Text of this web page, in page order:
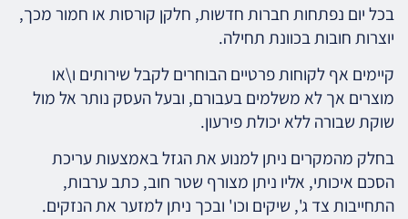
בכל יום נפתחות חברות חדשות, חלקן קורסות או חמור מכך,
יוצרות חובות בכוונת תחילה.
קיימים אף לקוחות פרטיים הבוחרים לקבל שירותים ו\או
מוצרים אך לא משלמים בעבורם, ובעל העסק נותר אל מול
שוקת שבורה ללא יכולת פירעון.
בחלק מהמקרים ניתן למנוע את הגזל באמצעות עריכת
הסכם איכותי, אליו ניתן מצורף שטר חוב, כתב ערבות,
התחייבות צד ג', שיקים וכו' ובכך ניתן למזער את הנזקים.